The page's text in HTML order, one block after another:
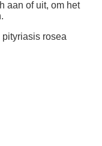
aan of uit, om het
rosea